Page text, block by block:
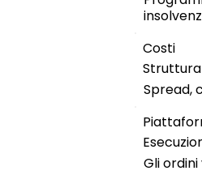
Costi
Spread,
Gli